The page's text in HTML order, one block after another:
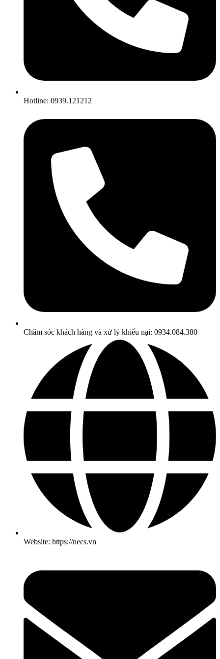
Hotline: 0939.121212
Chăm sóc khách hàng và xử lý khiếu nại: 0934.084.380
Website: https://necs.vn